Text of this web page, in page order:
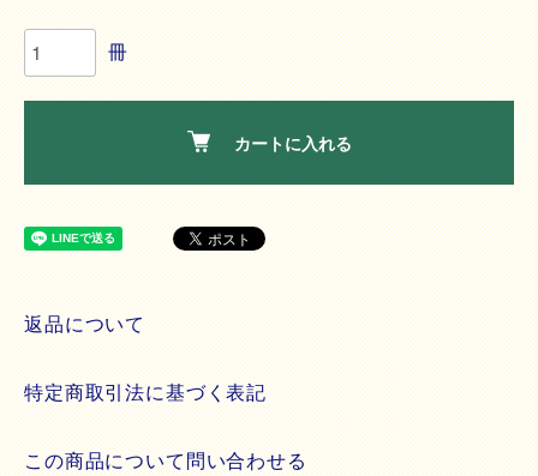
冊
カートに入れる
返品について
特定商取引法に基づく表記
この商品について問い合わせる